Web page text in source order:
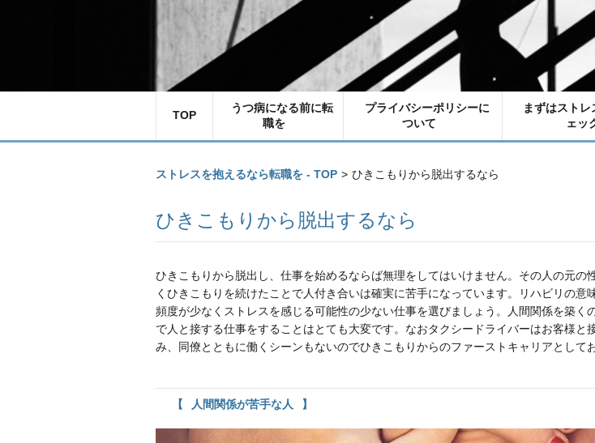
TOP
うつ病になる前に転
職を
プライバシーポリシーに
ついて
まずはスト
ェッ
ストレスを抱えるなら転職を - TOP > ひきこもりから脱出するなら
ひきこもりから脱出するなら
ひきこもりから脱出し、仕事を始めるならば無理をしてはいけません。その人の元の
くひきこもりを続けたことで人付き合いは確実に苦手になっています。リハビリの意
頻度が少なくストレスを感じる可能性の少ない仕事を選びましょう。人間関係を築く
で人と接する仕事をすることはとても大変です。なおタクシードライバーはお客様と
み、同僚とともに働くシーンもないのでひきこもりからのファーストキャリアとして
人間関係が苦手な人